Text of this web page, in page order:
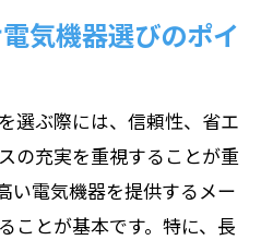
気機器選びのポイ
選ぶ際には、信頼性、省エ
の充実を重視することが重
い電気機器を提供するメー
ことが基本です。特に、長